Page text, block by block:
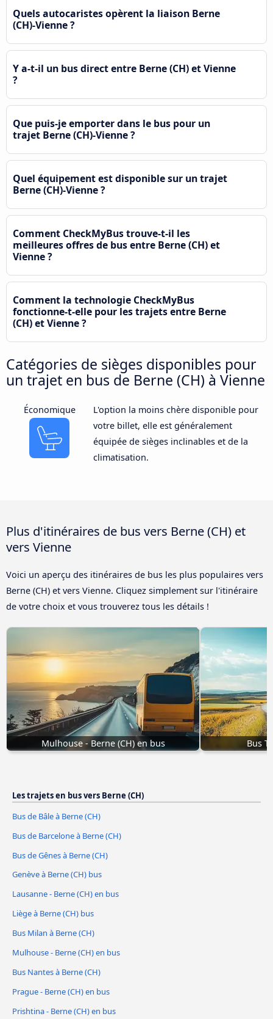
Quels autocaristes opèrent la liaison Berne
(CH)-Vienne ?
Y a-t-il un bus direct entre Berne (CH) et Vienne
?
Que puis-je emporter dans le bus pour un
trajet Berne (CH)-Vienne ?
Quel équipement est disponible sur un trajet
Berne (CH)-Vienne ?
Comment CheckMyBus trouve-t-il les
meilleures offres de bus entre Berne (CH) et
Vienne ?
Comment la technologie CheckMyBus
fonctionne-t-elle pour les trajets entre Berne
(CH) et Vienne ?
Catégories de sièges disponibles pour
un trajet en bus de Berne (CH) à Vienne
Économique
L'option la moins chère disponible pour
votre billet, elle est généralement
équipée de sièges inclinables et de la
climatisation.
Plus d'itinéraires de bus vers Berne (CH) et
vers Vienne
Voici un aperçu des itinéraires de bus les plus populaires vers
Berne (CH) et vers Vienne. Cliquez simplement sur l'itinéraire
de votre choix et vous trouverez tous les détails !
Mulhouse - Berne (CH) en bus Bus
Les trajets en bus vers Berne (CH)
Bus de Bâle à Berne (CH)
Bus de Barcelone à Berne (CH)
Bus de Gênes à Berne (CH)
Genève à Berne (CH) bus
Lausanne - Berne (CH) en bus
Liège à Berne (CH) bus
Bus Milan à Berne (CH)
Mulhouse - Berne (CH) en bus
Bus Nantes à Berne (CH)
Prague - Berne (CH) en bus
Prishtina - Berne (CH) en bus